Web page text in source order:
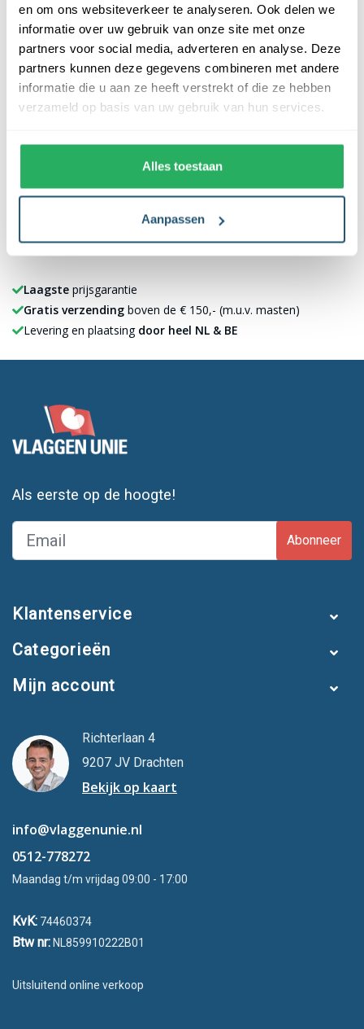
en om ons websiteverkeer te analyseren. Ook delen we
informatie over uw gebruik van onze site met onze
partners voor social media, adverteren en analyse. Deze
partners kunnen deze gegevens combineren met andere
informatie die u aan ze heeft verstrekt of die ze hebben
verzameld op basis van uw gebruik van hun services.
Alles toestaan
Aanpassen
Beschrijving
Heb jij een Lumedi buiten kerstboom waarvan de adapter
vervangen dient te worden, controleer dan goed welke adapter
geschikt is voor jouw led kerstboom. Deze 24W adapter is
geschikt voor de volgende modellen: XS001134, XS001135,
Je vind het typenummer op het label dat aan de kabel
Laagste prijsgarantie
Gratis verzending boven de € 150,- (m.u.v. masten)
Levering en plaatsing door heel NL & BE
Als eerste op de hoogte!
Abonneer
Klantenservice
Categorieën
Mijn account
Richterlaan 4
9207 JV Drachten
Bekijk op kaart
info@vlaggenunie.nl
0512-778272
Maandag t/m vrijdag 09:00 - 17:00
KvK: 74460374
Btw nr: NL859910222B01
Uitsluitend online verkoop